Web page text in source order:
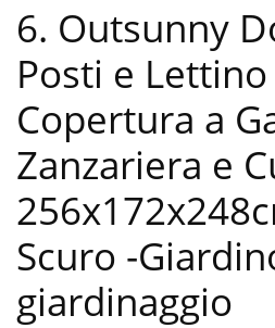
6. Outsunny
Posti e
Copertura a
Zanzariera e
Scuro -
giardinaggio